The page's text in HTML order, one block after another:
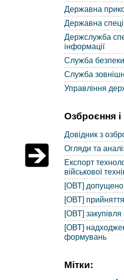
Державна
Державна
Держслужба
інформації
Служба безпеки
Служба
Управління
Озброєння і
Довідник з
Огляди та
Експорт
військової
[ОВТ] допущено
[ОВТ]
[ОВТ]
[ОВТ]
формувань
Мітки: